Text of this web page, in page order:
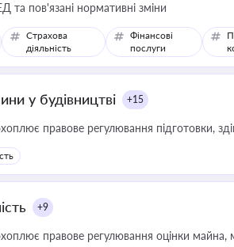
та пов'язані нормативні зміни
Страхова
діяльність
Фінансові
послуги
у будівництві +15
правове регулювання підготовки,
+9
правове регулювання оцінки майна,